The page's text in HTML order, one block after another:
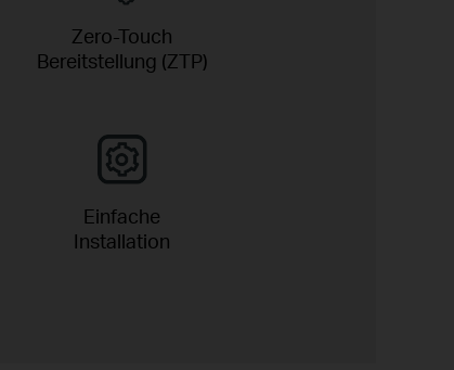
Zero-Touch
Bereitstellung (ZTP)
Einfache
Installation